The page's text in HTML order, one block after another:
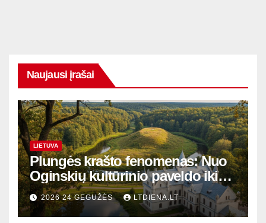
Naujausi įrašai
LIETUVA
Plungės krašto fenomenas: Nuo
Oginskių kultūrinio paveldo iki
Žemaitijos gamtos perlų
2026 24 GEGUŽĖS LTDIENA.LT